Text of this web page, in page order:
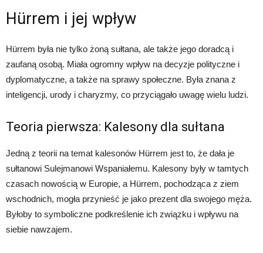
Hürrem i jej wpływ
Hürrem była nie tylko żoną sułtana, ale także jego doradcą i
zaufaną osobą. Miała ogromny wpływ na decyzje polityczne i
dyplomatyczne, a także na sprawy społeczne. Była znana z
inteligencji, urody i charyzmy, co przyciągało uwagę wielu ludzi.
Teoria pierwsza: Kalesony dla sułtana
Jedną z teorii na temat kalesonów Hürrem jest to, że dała je
sułtanowi Sulejmanowi Wspaniałemu. Kalesony były w tamtych
czasach nowością w Europie, a Hürrem, pochodząca z ziem
wschodnich, mogła przynieść je jako prezent dla swojego męża.
Byłoby to symboliczne podkreślenie ich związku i wpływu na
siebie nawzajem.